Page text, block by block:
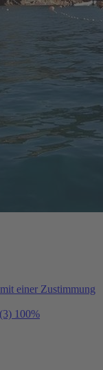
einer Zustimmung
(3) 100%